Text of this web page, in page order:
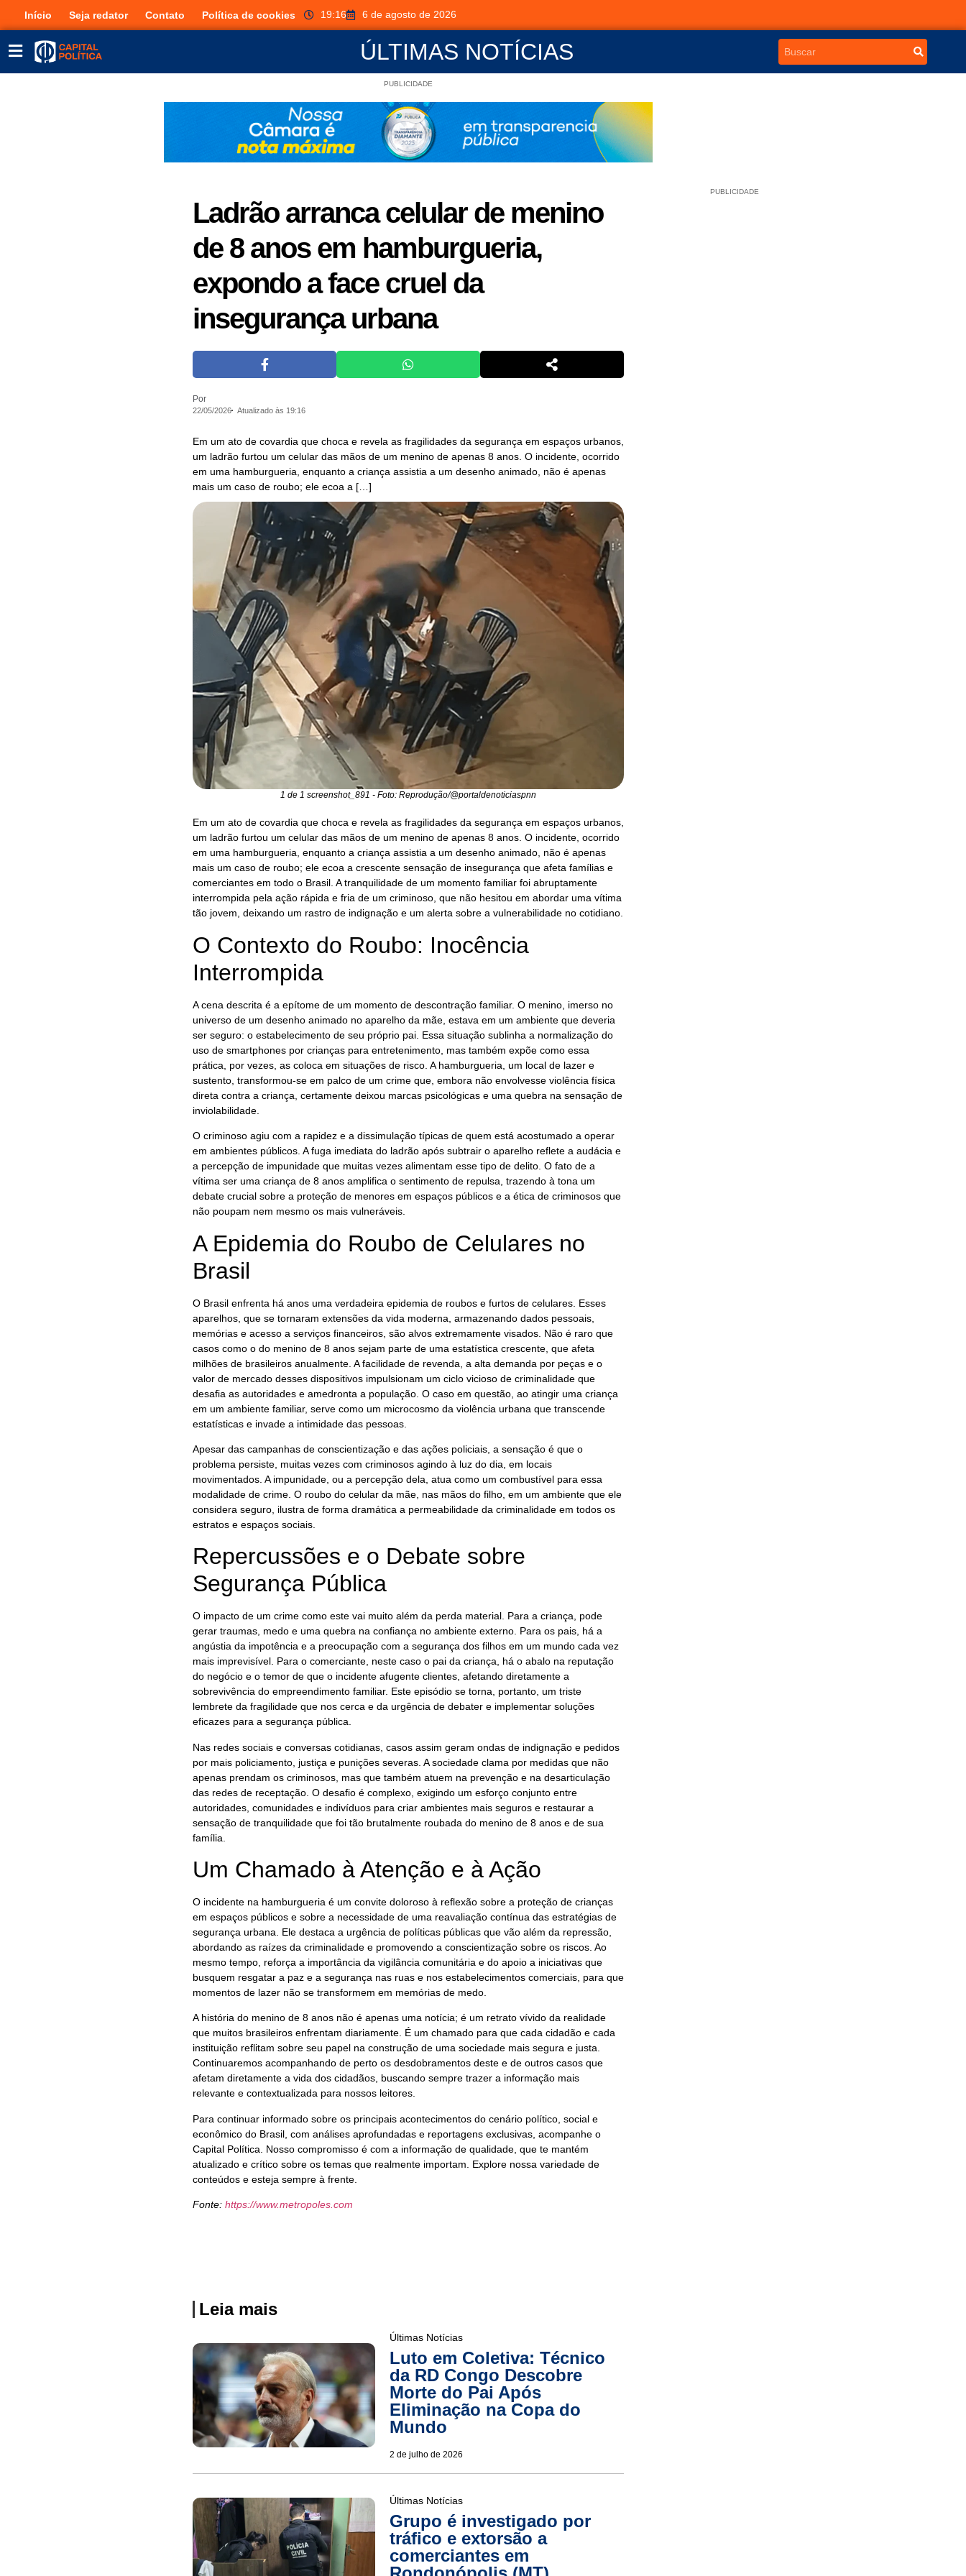
Início Seja redator Contato Política de cookies 19:16 6 de agosto de 2026
ÚLTIMAS NOTÍCIAS
PUBLICIDADE
Ladrão arranca celular de menino
de 8 anos em hamburgueria,
expondo a face cruel da
insegurança urbana
Por
22/05/2026 Atualizado às 19:16
Em um ato de covardia que choca e revela as fragilidades da segurança em espaços urbanos,
um ladrão furtou um celular das mãos de um menino de apenas 8 anos. O incidente, ocorrido
em uma hamburgueria, enquanto a criança assistia a um desenho animado, não é apenas
mais um caso de roubo; ele ecoa a […]
1 de 1 screenshot_891 - Foto: Reprodução/@portaldenoticiaspnn
Em um ato de covardia que choca e revela as fragilidades da segurança em espaços urbanos,
um ladrão furtou um celular das mãos de um menino de apenas 8 anos. O incidente, ocorrido
em uma hamburgueria, enquanto a criança assistia a um desenho animado, não é apenas
mais um caso de roubo; ele ecoa a crescente sensação de insegurança que afeta famílias e
comerciantes em todo o Brasil. A tranquilidade de um momento familiar foi abruptamente
interrompida pela ação rápida e fria de um criminoso, que não hesitou em abordar uma vítima
tão jovem, deixando um rastro de indignação e um alerta sobre a vulnerabilidade no cotidiano.
O Contexto do Roubo: Inocência
Interrompida
A cena descrita é a epítome de um momento de descontração familiar. O menino, imerso no
universo de um desenho animado no aparelho da mãe, estava em um ambiente que deveria
ser seguro: o estabelecimento de seu próprio pai. Essa situação sublinha a normalização do
uso de smartphones por crianças para entretenimento, mas também expõe como essa
prática, por vezes, as coloca em situações de risco. A hamburgueria, um local de lazer e
sustento, transformou-se em palco de um crime que, embora não envolvesse violência física
direta contra a criança, certamente deixou marcas psicológicas e uma quebra na sensação de
inviolabilidade.
O criminoso agiu com a rapidez e a dissimulação típicas de quem está acostumado a operar
em ambientes públicos. A fuga imediata do ladrão após subtrair o aparelho reflete a audácia e
a percepção de impunidade que muitas vezes alimentam esse tipo de delito. O fato de a
vítima ser uma criança de 8 anos amplifica o sentimento de repulsa, trazendo à tona um
debate crucial sobre a proteção de menores em espaços públicos e a ética de criminosos que
não poupam nem mesmo os mais vulneráveis.
A Epidemia do Roubo de Celulares no
Brasil
O Brasil enfrenta há anos uma verdadeira epidemia de roubos e furtos de celulares. Esses
aparelhos, que se tornaram extensões da vida moderna, armazenando dados pessoais,
memórias e acesso a serviços financeiros, são alvos extremamente visados. Não é raro que
casos como o do menino de 8 anos sejam parte de uma estatística crescente, que afeta
milhões de brasileiros anualmente. A facilidade de revenda, a alta demanda por peças e o
valor de mercado desses dispositivos impulsionam um ciclo vicioso de criminalidade que
desafia as autoridades e amedronta a população. O caso em questão, ao atingir uma criança
em um ambiente familiar, serve como um microcosmo da violência urbana que transcende
estatísticas e invade a intimidade das pessoas.
Apesar das campanhas de conscientização e das ações policiais, a sensação é que o
problema persiste, muitas vezes com criminosos agindo à luz do dia, em locais
movimentados. A impunidade, ou a percepção dela, atua como um combustível para essa
modalidade de crime. O roubo do celular da mãe, nas mãos do filho, em um ambiente que ele
considera seguro, ilustra de forma dramática a permeabilidade da criminalidade em todos os
estratos e espaços sociais.
Repercussões e o Debate sobre
Segurança Pública
O impacto de um crime como este vai muito além da perda material. Para a criança, pode
gerar traumas, medo e uma quebra na confiança no ambiente externo. Para os pais, há a
angústia da impotência e a preocupação com a segurança dos filhos em um mundo cada vez
mais imprevisível. Para o comerciante, neste caso o pai da criança, há o abalo na reputação
do negócio e o temor de que o incidente afugente clientes, afetando diretamente a
sobrevivência do empreendimento familiar. Este episódio se torna, portanto, um triste
lembrete da fragilidade que nos cerca e da urgência de debater e implementar soluções
eficazes para a segurança pública.
Nas redes sociais e conversas cotidianas, casos assim geram ondas de indignação e pedidos
por mais policiamento, justiça e punições severas. A sociedade clama por medidas que não
apenas prendam os criminosos, mas que também atuem na prevenção e na desarticulação
das redes de receptação. O desafio é complexo, exigindo um esforço conjunto entre
autoridades, comunidades e indivíduos para criar ambientes mais seguros e restaurar a
sensação de tranquilidade que foi tão brutalmente roubada do menino de 8 anos e de sua
família.
Um Chamado à Atenção e à Ação
O incidente na hamburgueria é um convite doloroso à reflexão sobre a proteção de crianças
em espaços públicos e sobre a necessidade de uma reavaliação contínua das estratégias de
segurança urbana. Ele destaca a urgência de políticas públicas que vão além da repressão,
abordando as raízes da criminalidade e promovendo a conscientização sobre os riscos. Ao
mesmo tempo, reforça a importância da vigilância comunitária e do apoio a iniciativas que
busquem resgatar a paz e a segurança nas ruas e nos estabelecimentos comerciais, para que
momentos de lazer não se transformem em memórias de medo.
A história do menino de 8 anos não é apenas uma notícia; é um retrato vívido da realidade
que muitos brasileiros enfrentam diariamente. É um chamado para que cada cidadão e cada
instituição reflitam sobre seu papel na construção de uma sociedade mais segura e justa.
Continuaremos acompanhando de perto os desdobramentos deste e de outros casos que
afetam diretamente a vida dos cidadãos, buscando sempre trazer a informação mais
relevante e contextualizada para nossos leitores.
Para continuar informado sobre os principais acontecimentos do cenário político, social e
econômico do Brasil, com análises aprofundadas e reportagens exclusivas, acompanhe o
Capital Política. Nosso compromisso é com a informação de qualidade, que te mantém
atualizado e crítico sobre os temas que realmente importam. Explore nossa variedade de
conteúdos e esteja sempre à frente.
Fonte: https://www.metropoles.com
Leia mais
Últimas Notícias
Luto em Coletiva: Técnico
da RD Congo Descobre
Morte do Pai Após
Eliminação na Copa do
Mundo
2 de julho de 2026
Últimas Notícias
Grupo é investigado por
tráfico e extorsão a
comerciantes em
PUBLICIDADE